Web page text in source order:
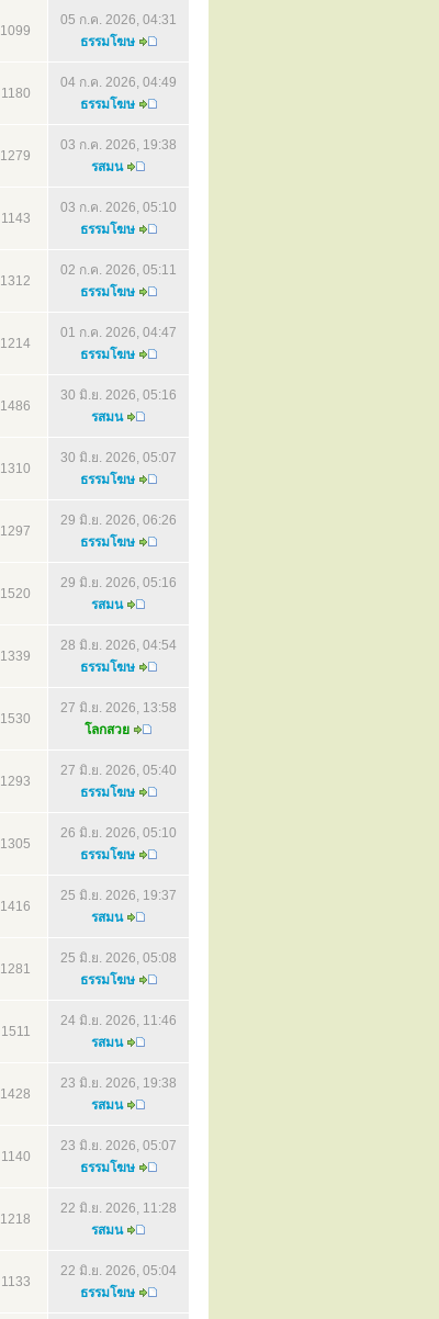
1099
05 ก.ค. 2026, 04:31
ธรรมโฆษ
1180
04 ก.ค. 2026, 04:49
ธรรมโฆษ
1279
03 ก.ค. 2026, 19:38
รสมน
1143
03 ก.ค. 2026, 05:10
ธรรมโฆษ
1312
02 ก.ค. 2026, 05:11
ธรรมโฆษ
1214
01 ก.ค. 2026, 04:47
ธรรมโฆษ
1486
30 มิ.ย. 2026, 05:16
รสมน
1310
30 มิ.ย. 2026, 05:07
ธรรมโฆษ
1297
29 มิ.ย. 2026, 06:26
ธรรมโฆษ
1520
29 มิ.ย. 2026, 05:16
รสมน
1339
28 มิ.ย. 2026, 04:54
ธรรมโฆษ
1530
27 มิ.ย. 2026, 13:58
โลกสวย
1293
27 มิ.ย. 2026, 05:40
ธรรมโฆษ
1305
26 มิ.ย. 2026, 05:10
ธรรมโฆษ
1416
25 มิ.ย. 2026, 19:37
รสมน
1281
25 มิ.ย. 2026, 05:08
ธรรมโฆษ
1511
24 มิ.ย. 2026, 11:46
รสมน
1428
23 มิ.ย. 2026, 19:38
รสมน
1140
23 มิ.ย. 2026, 05:07
ธรรมโฆษ
1218
22 มิ.ย. 2026, 11:28
รสมน
1133
22 มิ.ย. 2026, 05:04
ธรรมโฆษ